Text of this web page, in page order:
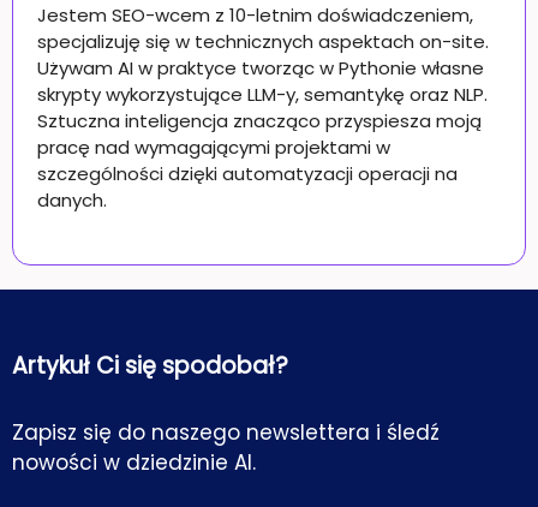
Jestem SEO-wcem z 10-letnim doświadczeniem,
specjalizuję się w technicznych aspektach on-site.
Używam AI w praktyce tworząc w Pythonie własne
skrypty wykorzystujące LLM-y, semantykę oraz NLP.
Sztuczna inteligencja znacząco przyspiesza moją
pracę nad wymagającymi projektami w
szczególności dzięki automatyzacji operacji na
danych.
Artykuł Ci się spodobał?
Zapisz się do naszego newslettera i śledź
nowości w dziedzinie AI.